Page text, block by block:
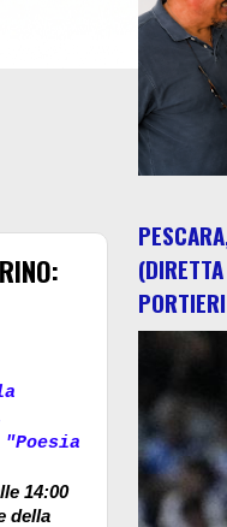
14:00
della
PORTIERI